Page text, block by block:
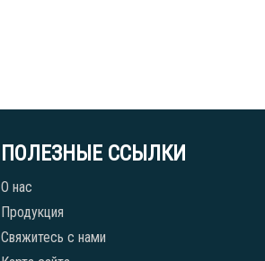
ПОЛЕЗНЫЕ ССЫЛКИ
О нас
Продукция
Свяжитесь с нами